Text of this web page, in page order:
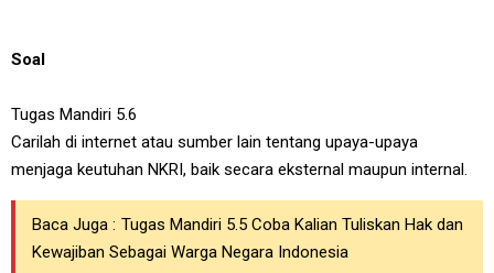
Soal
Tugas Mandiri 5.6
Carilah di internet atau sumber lain tentang upaya-upaya
menjaga keutuhan NKRI, baik secara eksternal maupun internal.
Baca Juga : Tugas Mandiri 5.5 Coba Kalian Tuliskan Hak dan
Kewajiban Sebagai Warga Negara Indonesia